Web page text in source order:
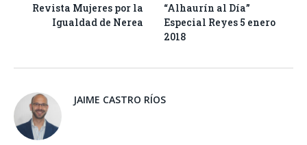
Revista Mujeres por la
Igualdad de Nerea
“Alhaurín al Día”
Especial Reyes 5 enero
2018
JAIME CASTRO RÍOS